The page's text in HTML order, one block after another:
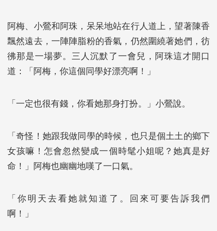
阿梅、小鶯和阿珠，呆呆地站在行人道上，望著陳香
飄然遠去，一陣陣脂粉的香氣，仍然圍繞著她們，彷
彿那是一場夢。三人沉默了一會兒，阿珠這才開口
道：「阿梅，你這個同學好漂亮啊！」
「一定也很有錢，你看她那身打扮。」小鶯說。
「奇怪！她跟我做同學的時候，也只是個土土的鄉下
女孩嘛！怎會忽然變成一個時髦小姐呢？她真是好
命！」阿梅也幽幽地嘆了一口氣。
「你明天去看她就知道了。回來可要告訴我們
啊！」